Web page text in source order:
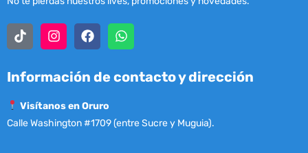
Información de contacto y dirección
Visítanos en Oruro
Calle Washington #1709 (entre Sucre y Muguia).